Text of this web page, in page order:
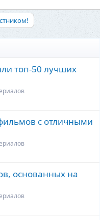
топ-50 лучших
с отличными
основанных на